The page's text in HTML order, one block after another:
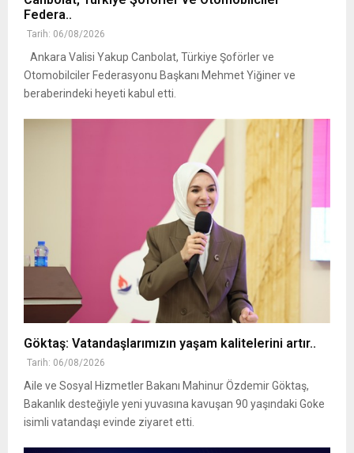
Federa..
Tarih: 06/08/2026
Ankara Valisi Yakup Canbolat, Türkiye Şoförler ve
Otomobilciler Federasyonu Başkanı Mehmet Yiğiner ve
beraberindeki heyeti kabul etti.
Göktaş: Vatandaşlarımızın yaşam kalitelerini artır..
Tarih: 06/08/2026
Aile ve Sosyal Hizmetler Bakanı Mahinur Özdemir Göktaş,
Bakanlık desteğiyle yeni yuvasına kavuşan 90 yaşındaki Goke
isimli vatandaşı evinde ziyaret etti.